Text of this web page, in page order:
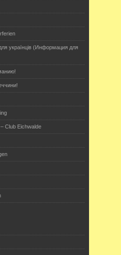
українців (Информация для
Club Eichwalde